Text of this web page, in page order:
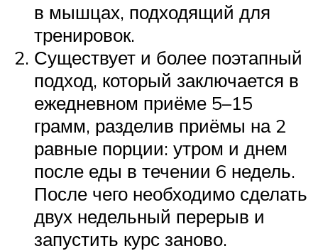
в мышцах, подходящий для
тренировок.
Существует и более поэтапный
подход, который заключается в
ежедневном приёме 5–15
грамм, разделив приёмы на 2
равные порции: утром и днем
после еды в течении 6 недель.
После чего необходимо сделать
двух недельный перерыв и
запустить курс заново.